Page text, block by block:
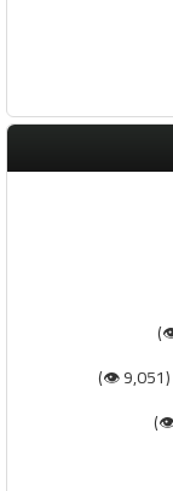
(9,051 👁️)